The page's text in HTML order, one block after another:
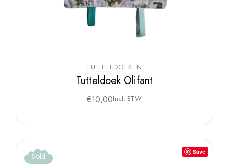
TUTTELDOEKEN
Tutteldoek Olifant
€10,00Incl. BTW
Save
Sold